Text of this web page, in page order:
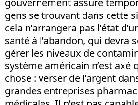
gouvernement assure
gens se trouvant dans cette
cela n’arrangera pas l’état
santé à l’abandon, qui devra
gérer les niveaux de
système américain n’est axé
chose : verser de l’argent
grandes entreprises